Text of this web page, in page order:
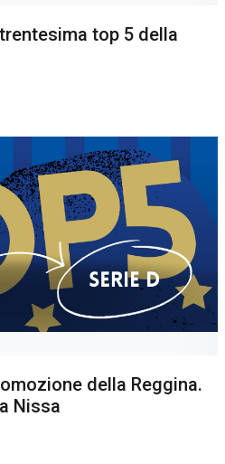
top 5 della
della Reggina.
Nissa